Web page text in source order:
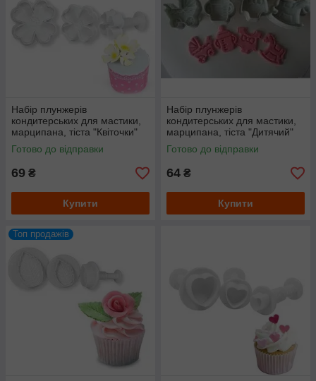
Набір плунжерів
кондитерських для мастики,
марципана, тіста "Квіточки"
Готово до відправки
69 ₴
Купити
Набір плунжерів
кондитерських для мастики,
марципана, тіста "Дитячий"
Готово до відправки
64 ₴
Купити
Топ продажів